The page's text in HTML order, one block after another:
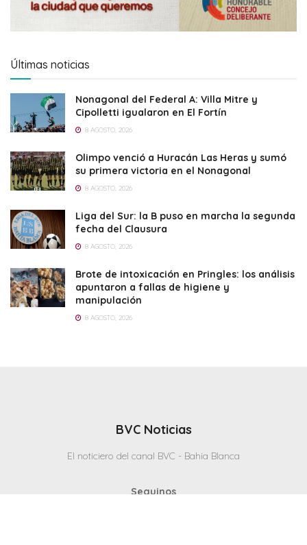
Últimas noticias
Nonagonal del Federal A: Villa Mitre y
Cipolletti igualaron en El Fortín
8 AGOSTO, 2026
Olimpo venció a Huracán Las Heras y sumó
su primera victoria en el Nonagonal
8 AGOSTO, 2026
Liga del Sur: la B puso en marcha la segunda
fecha del Clausura
8 AGOSTO, 2026
Brote de intoxicación en Pringles: los análisis
apuntaron a fallas de higiene y
manipulación
8 AGOSTO, 2026
BVC Noticias
El noticiero del canal BVC - Bahia Blanca
Seguinos